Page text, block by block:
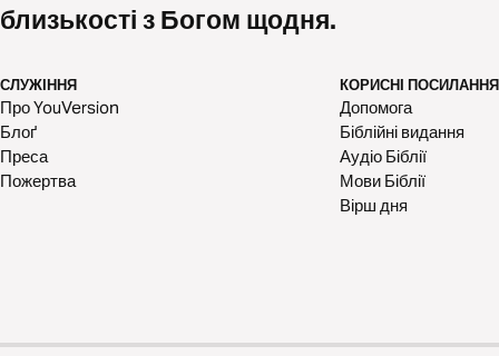
близькості з Богом щодня.
СЛУЖІННЯ
Про YouVersion
Блоґ
Преса
Пожертва
КОРИСНІ ПОСИЛАННЯ
Допомога
Біблійні видання
Аудіо Біблії
Мови Біблії
Вірш дня